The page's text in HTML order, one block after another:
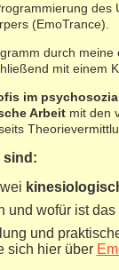
(EmoTrance).
durch meine
mit einem
im
Arbeitmit den
sind:
und wofür ist
und
sich hier über